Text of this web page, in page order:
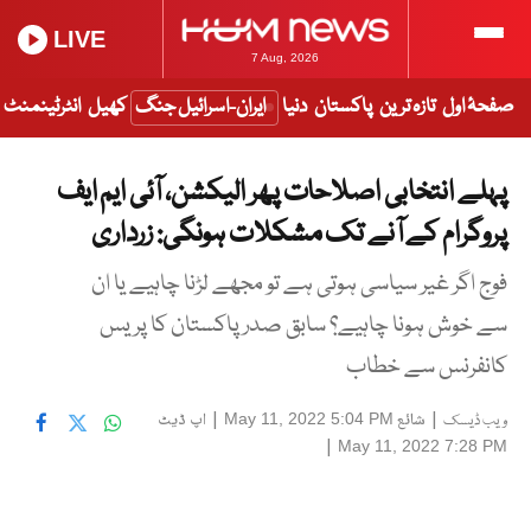
7 Aug, 2026
LIVE
صفحۂ اول تازہ ترین پاکستان دنیا ایران-اسرائیل جنگ کھیل انٹرٹینمنٹ
پہلے انتخابی اصلاحات پھر الیکشن، آئی ایم ایف
پروگرام کے آنے تک مشکلات ہونگی: زرداری
فوج اگر غیر سیاسی ہوتی ہے تو مجھے لڑنا چاہیے یا ان
سے خوش ہونا چاہیے؟ سابق صدر پاکستان کا پریس
کانفرنس سے خطاب
ویب ڈیسک | شائع May 11, 2022 5:04 PM
| اپ ڈیٹ
May 11, 2022 7:28 PM
|